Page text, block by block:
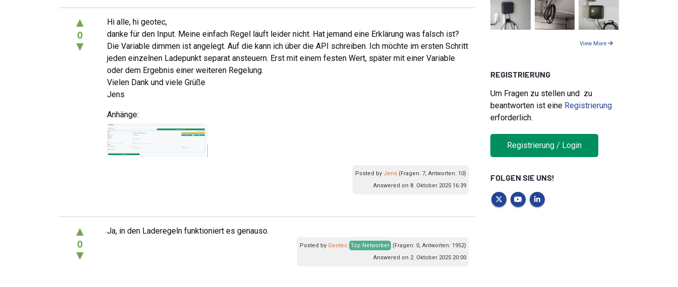
▲
0
▼
Hi alle, hi geotec,
danke für den Input. Meine einfach Regel läuft leider nicht. Hat jemand eine Erklärung was falsch ist?
Die Variable dimmen ist angelegt. Auf die kann ich über die API schreiben. Ich möchte im ersten Schritt
jeden einzelnen Ladepunkt separat ansteuern. Erst mit einem festen Wert, später mit einer Variable
oder dem Ergebnis einer weiteren Regelung.
Vielen Dank und viele Grüße
Jens
Anhänge:
Posted by Jens (Fragen: 7, Antworten: 10)
Answered on 8. Oktober 2025 16:39
▲
0
▼
Ja, in den Laderegeln funktioniert es genauso.
Posted by Geotec Top Networker (Fragen: 0, Antworten: 1952)
Answered on 2. Oktober 2025 20:00
View More
REGISTRIERUNG
Um Fragen zu stellen und zu
beantworten ist eine Registrierung
erforderlich.
Registrierung / Login
FOLGEN SIE UNS!